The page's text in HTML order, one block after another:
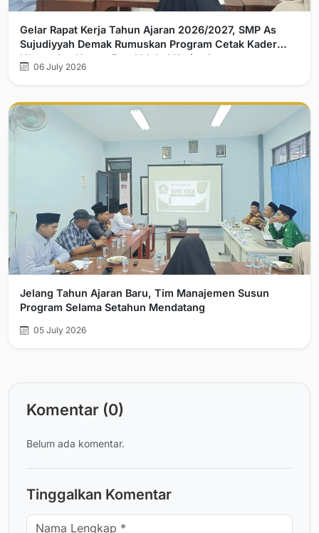
Gelar Rapat Kerja Tahun Ajaran 2026/2027, SMP As
Sujudiyyah Demak Rumuskan Program Cetak Kader
Ulama dan Umaro Berakhlakul Karimah
06 July 2026
Jelang Tahun Ajaran Baru, Tim Manajemen Susun
Program Selama Setahun Mendatang
05 July 2026
Komentar (0)
Belum ada komentar.
Tinggalkan Komentar